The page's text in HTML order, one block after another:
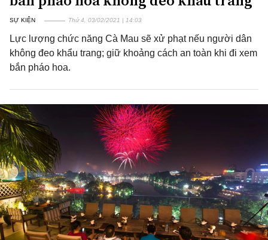
SỰ KIỆN Thứ 4, 03/02/2021 | 14:03
Lực lượng chức năng Cà Mau sẽ xử phạt nếu người dân
không đeo khẩu trang; giữ khoảng cách an toàn khi đi xem
bắn pháo hoa.